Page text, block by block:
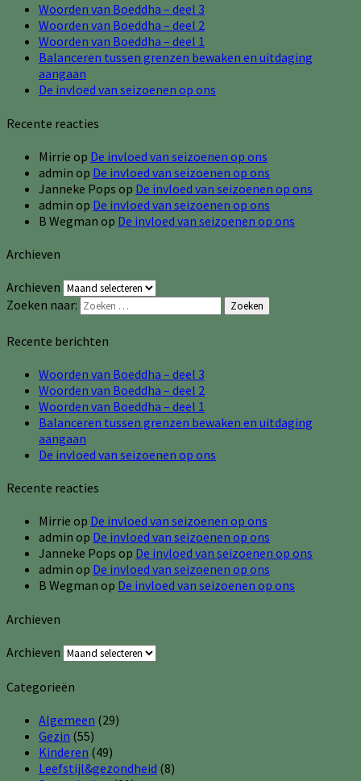
Woorden van Boeddha – deel 3
Woorden van Boeddha – deel 2
Woorden van Boeddha – deel 1
Balanceren tussen grenzen bewaken en uitdaging
aangaan
De invloed van seizoenen op ons
Recente reacties
Mirrie op De invloed van seizoenen op ons
admin op De invloed van seizoenen op ons
Janneke Pops op De invloed van seizoenen op ons
admin op De invloed van seizoenen op ons
B Wegman op De invloed van seizoenen op ons
Archieven
Archieven
Zoeken naar:
Zoeken
Recente berichten
Woorden van Boeddha – deel 3
Woorden van Boeddha – deel 2
Woorden van Boeddha – deel 1
Balanceren tussen grenzen bewaken en uitdaging
aangaan
De invloed van seizoenen op ons
Recente reacties
Mirrie op De invloed van seizoenen op ons
admin op De invloed van seizoenen op ons
Janneke Pops op De invloed van seizoenen op ons
admin op De invloed van seizoenen op ons
B Wegman op De invloed van seizoenen op ons
Archieven
Archieven
Categorieën
Algemeen (29)
Gezin (55)
Kinderen (49)
Leefstijl&gezondheid (8)